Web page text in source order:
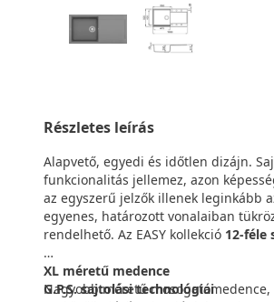
Részletes leírás
Alapvető, egyedi és időtlen dizájn.
funkcionalitás jellemez, azon
az egyszerű jelzők illenek leginkább
egyenes, határozott vonalaiban
rendelhető. Az EASY kollekció 12-féle
XL méretű medence
Nagyobb méretű
G.P.S. sajtolási technológiai